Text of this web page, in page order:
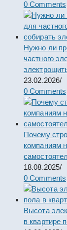
0 Comments
Нужно ли
частного
23.02.2026/
0 Comments
Почему
компаниям
18.08.2025/
0 Comments
Высота
в квартире